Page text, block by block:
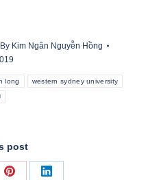
By Kim Ngân Nguyễn Hồng
long western sydney university
post